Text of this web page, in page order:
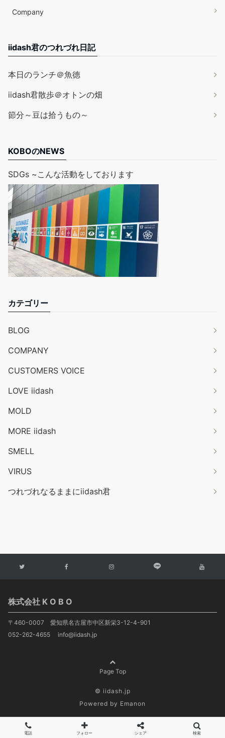
電話 フォロー シェア 検索
Company
iidash君のつれづれ日記
本日のランチ＠魚徳
iidash君散歩＠オトンの畑
節分～豆は拾うもの～
KOBOのNEWS
SDGs ~こんな活動をしております
カテゴリー
BLOG
COMPANY
CUSTOMERS VOICE
LOVE iidash
MOLD
MORE iidash
SMELL
VIRUS
つれづれなるままにiidash君
株式会社 K O B O
〒460-0007 愛知県名古屋市中区新栄3-12-4-901
052-262-4655 info@iidash.jp
Page Top
© iidash.jp
Powered by Emanon